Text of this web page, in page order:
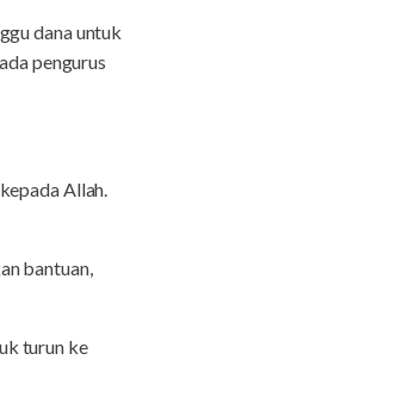
dana untuk
pengurus
Allah.
bantuan,
turun ke